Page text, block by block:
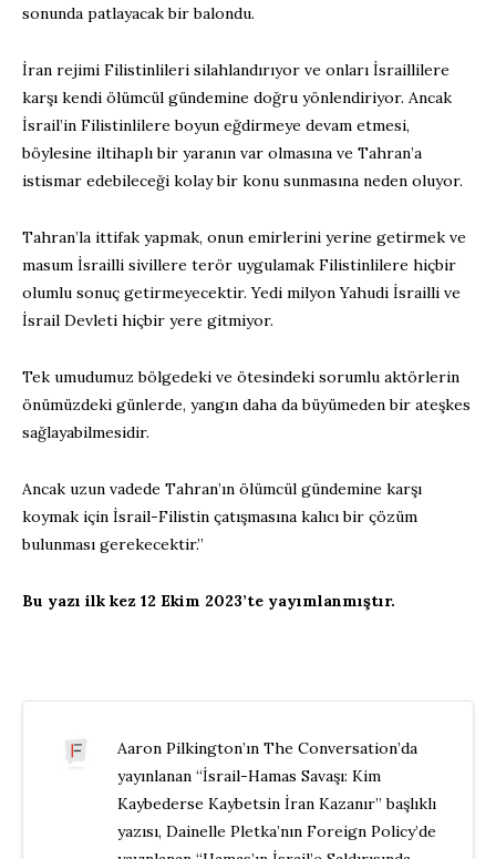
sonunda patlayacak bir balondu.
İran rejimi Filistinlileri silahlandırıyor ve onları İsraillilere
karşı kendi ölümcül gündemine doğru yönlendiriyor. Ancak
İsrail’in Filistinlilere boyun eğdirmeye devam etmesi,
böylesine iltihaplı bir yaranın var olmasına ve Tahran’a
istismar edebileceği kolay bir konu sunmasına neden oluyor.
Tahran’la ittifak yapmak, onun emirlerini yerine getirmek ve
masum İsrailli sivillere terör uygulamak Filistinlilere hiçbir
olumlu sonuç getirmeyecektir. Yedi milyon Yahudi İsrailli ve
İsrail Devleti hiçbir yere gitmiyor.
Tek umudumuz bölgedeki ve ötesindeki sorumlu aktörlerin
önümüzdeki günlerde, yangın daha da büyümeden bir ateşkes
sağlayabilmesidir.
Ancak uzun vadede Tahran’ın ölümcül gündemine karşı
koymak için İsrail-Filistin çatışmasına kalıcı bir çözüm
bulunması gerekecektir.”
Bu yazı ilk kez 12 Ekim 2023’te yayımlanmıştır.
Aaron Pilkington’ın The Conversation’da
yayınlanan “İsrail-Hamas Savaşı: Kim
Kaybederse Kaybetsin İran Kazanır” başlıklı
yazısı, Dainelle Pletka’nın Foreign Policy’de